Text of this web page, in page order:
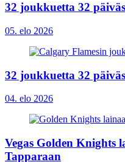
32 joukkuetta 32
05. elo 2026
32 joukkuetta 32
04. elo 2026
Vegas Golden Knights
Tapparaan